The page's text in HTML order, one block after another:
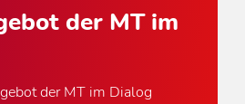
der MT im
der MT im Dialog